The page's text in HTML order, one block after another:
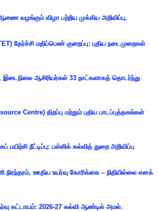
வழங்கும் விழா பற்றிய முக்கிய அறிவிப்பு.
தேர்ச்சி மதிப்பெண் குறைப்பு: புதிய நடைமுறைகள்
ஆசிரியர்கள் 33 நாட்களாகத் தொடர்ந்து
Centre) திறப்பு மற்றும் புதிய பாடப்புத்தகங்கள்
நீட்டிப்பு: பள்ளிக் கல்வித் துறை அறிவிப்பு
நிரந்தரம், ஊதிய உயர்வு கோரிக்கை – நிதியில்லை எனக்
கட்டாயம்: 2026-27 கல்வி ஆண்டில் அமல்.